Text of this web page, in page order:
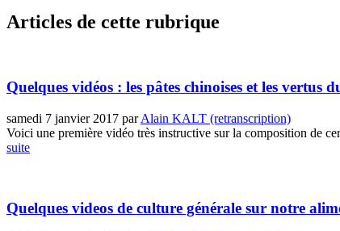
Articles de cette rubrique
Quelques vidéos : les pâtes chinoises et les vertus
samedi 7 janvier 2017 parAlain KALT (retranscription)
Voici une première vidéo très instructive sur la composition de
suite
Quelques videos de culture générale sur notre